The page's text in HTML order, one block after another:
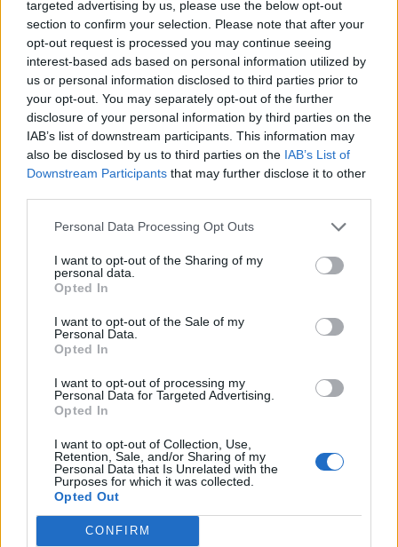
targeted advertising by us, please use the below opt-out
section to confirm your selection. Please note that after your
opt-out request is processed you may continue seeing
interest-based ads based on personal information utilized by
us or personal information disclosed to third parties prior to
your opt-out. You may separately opt-out of the further
disclosure of your personal information by third parties on the
IAB’s list of downstream participants. This information may
also be disclosed by us to third parties on the IAB’s List of
Downstream Participants that may further disclose it to other
Personal Data Processing Opt Outs
I want to opt-out of the Sharing of my
personal data.
Opted In
I want to opt-out of the Sale of my
Personal Data.
Opted In
I want to opt-out of processing my
Personal Data for Targeted Advertising.
Opted In
I want to opt-out of Collection, Use,
Retention, Sale, and/or Sharing of my
Personal Data that Is Unrelated with the
Purposes for which it was collected.
Opted Out
CONFIRM
ΚΑΣΤΡΟΠΟΛΙΤΕΙΑ ΜΕΘΩΝΗΣ
ΕΟΤ
ΠΕΡΙΦΕΡΕΙΑ ΠΕΛΟΠΟΝΝΗΣΟΥ